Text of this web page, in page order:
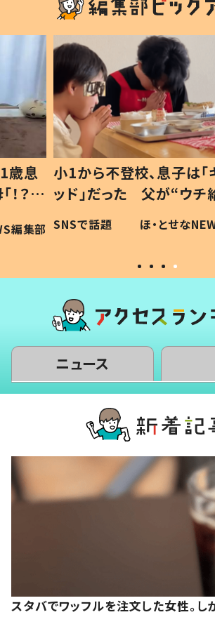
歳息
？」
編集部
小1から不登校、息子は「
ッド」だった 父が“ウチ
作り続ける理由とは #令
#令和の子
SNSで話題 ほ・とせな
ニュース
スタバでワッフルを注文した女性。し